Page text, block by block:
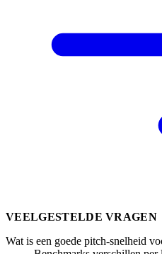
VEELGESTELDE VRAGEN
Wat is een goede pitch-snelheid